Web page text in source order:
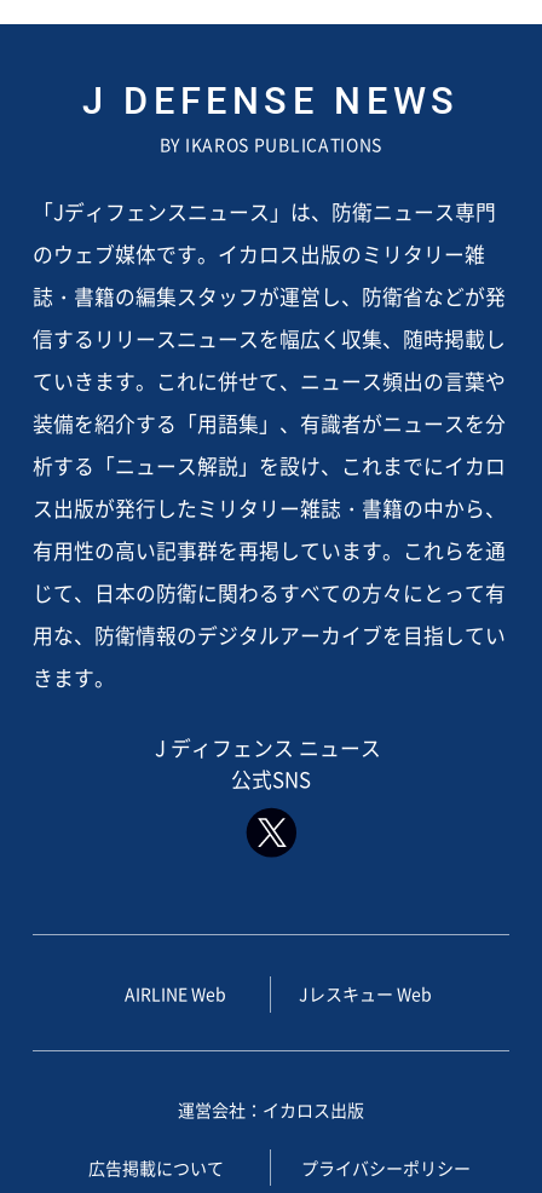
J DEFENSE NEWS
BY IKAROS PUBLICATIONS
「Jディフェンスニュース」は、防衛ニュース専門
のウェブ媒体です。イカロス出版のミリタリー雑
誌・書籍の編集スタッフが運営し、防衛省などが発
信するリリースニュースを幅広く収集、随時掲載し
ていきます。これに併せて、ニュース頻出の言葉や
装備を紹介する「用語集」、有識者がニュースを分
析する「ニュース解説」を設け、これまでにイカロ
ス出版が発行したミリタリー雑誌・書籍の中から、
有用性の高い記事群を再掲しています。これらを通
じて、日本の防衛に関わるすべての方々にとって有
用な、防衛情報のデジタルアーカイブを目指してい
きます。
J ディフェンス ニュース
公式SNS
AIRLINE Web Jレスキュー Web
運営会社：イカロス出版
広告掲載について プライバシーポリシー